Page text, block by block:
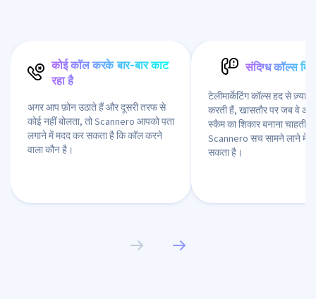
कोई कॉल करके बार-बार काट
रहा है
अगर आप फ़ोन उठाते हैं और दूसरी तरफ से
कोई नहीं बोलता, तो Scannero आपको पता
लगाने में मदद कर सकता है कि कॉल करने
वाला कौन है।
संदिग्ध कॉल्स
टेलीमार्केटिंग कॉल्स हद से
करती हैं, खासतौर पर जब वे
स्कैम का शिकार बनाना चाहती
Scannero सच सामने लाने में
सकता है।